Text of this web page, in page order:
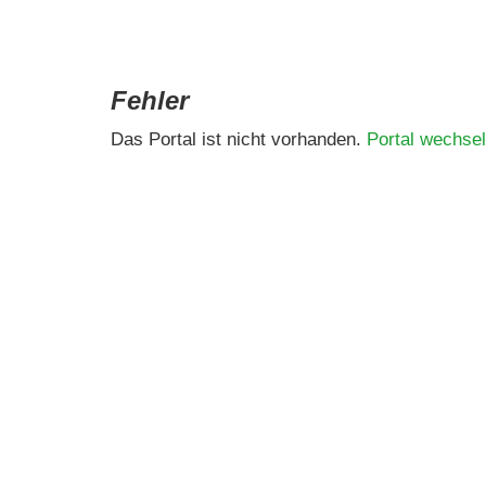
Fehler
Das Portal ist nicht vorhanden. Portal